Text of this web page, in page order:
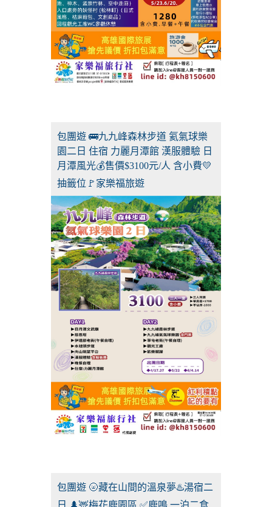
包團遊 🚌九九峰森林步道 氦氣球樂
園二日 住宿 力麗月潭館 漢服體驗 日
月潭風光💰售價$3100元/人 含小費💛
抽籤位🚩家樂福旅遊
包團遊 🌝藏在山間的溫泉夢♨️湯宿二